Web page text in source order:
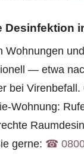
Desinfektion
Wohnungen
— etwa
bei Virenbefall.
Wohnung:
gerne: ☎︎